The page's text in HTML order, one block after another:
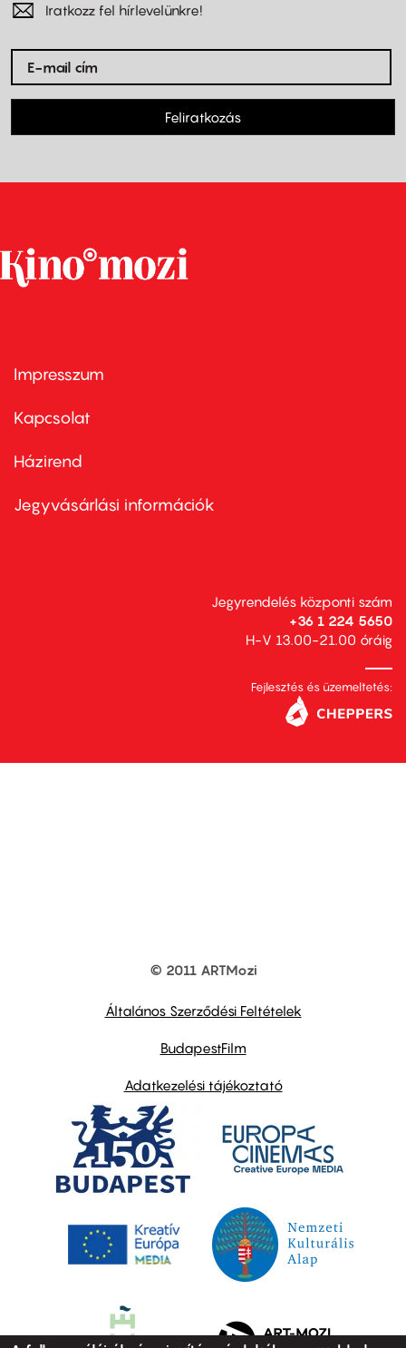
Iratkozz fel hírlevelünkre!
Feliratkozás
Footer
first
Impresszum
Kapcsolat
Footer
second
Házirend
Jegyvásárlási információk
Jegyrendelés központi szám
+36 1 224 5650
H-V 13.00-21.00 óráig
Fejlesztés és üzemeltetés:
© 2011 ARTMozi
Általános Szerződési Feltételek
BudapestFilm
Adatkezelési tájékoztató